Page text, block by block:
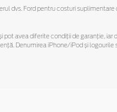
dvs. Ford pentru costuri
avea diferite condiții de garanție,
Denumirea iPhone/iPod și